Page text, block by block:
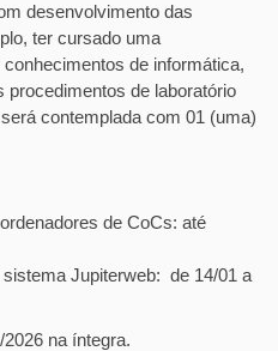
desenvolvimento das
ter cursado uma
de informática,
procedimentos de laboratório
contemplada com 01 (uma)
de CoCs: até
Jupiterweb: de 14/01 a
na íntegra.